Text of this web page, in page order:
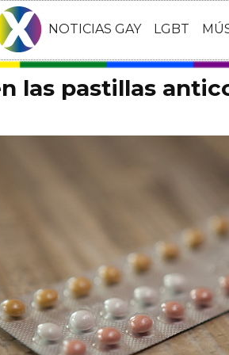
NOTICIAS GAY LGBT
las pastillas